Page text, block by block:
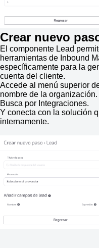
Crear nuevo
El componente Lead
herramientas de Inbound
específicamente para la
cuenta del cliente.
Accede al menú superior
nombre de la organización.
Busca por Integraciones.
Y conecta con la solución
internamente.